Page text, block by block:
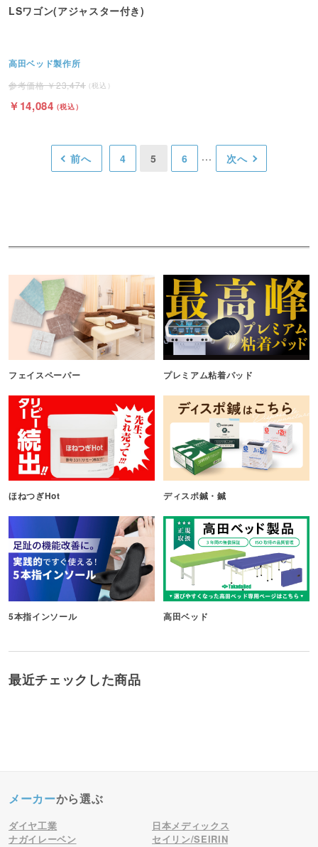
LSワゴン(アジャスター付き)
高田ベッド製作所
23,474
14,084
前へ 4 5 6 次へ
フェイスペーパー プレミアム粘着パッド
ほねつぎHot ディスポ鍼・鍼
5本指インソール 高田ベッド
最近チェックした商品
メーカーから選ぶ
ダイヤ工業
日本メディックス
ナガイレーベン
セイリン/SEIRIN